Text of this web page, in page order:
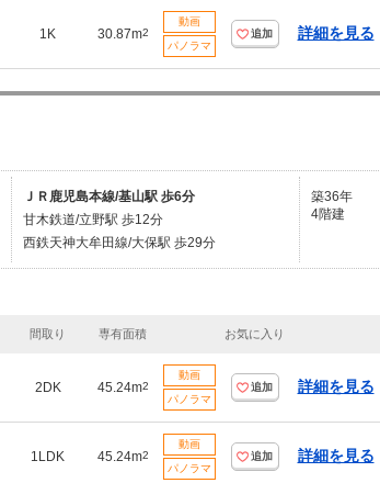
1K 30.87m2
動画
パノラマ
追加 詳細を見る
ＪＲ鹿児島本線/基山駅 歩6分
甘木鉄道/立野駅 歩12分
西鉄天神大牟田線/大保駅 歩29分
築36年
4階建
間取り 専有面積 お気に入り
2DK 45.24m2
動画
パノラマ
追加 詳細を見る
1LDK 45.24m2
動画
パノラマ
追加 詳細を見る